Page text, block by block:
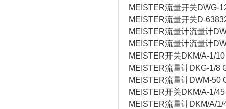
MEISTER流量开关DWG-
MEISTER流量开关D-
MEISTER流量计流量计
MEISTER流量计流量计
MEISTER开关DKM/A-1/
MEISTER流量计DKG-1/8
MEISTER流量计DWM-50
MEISTER开关DKM/A-1/45
MEISTER流量计DKM/A/1/